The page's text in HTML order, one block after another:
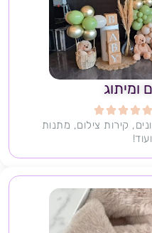
ומיתוג





קירות צילום, מתנות